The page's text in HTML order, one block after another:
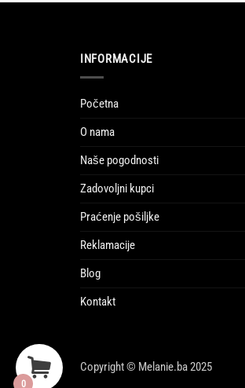
INFORMACIJE
Početna
O nama
Naše pogodnosti
Zadovoljni kupci
Praćenje pošiljke
Reklamacije
Blog
Kontakt
Copyright © Melanie.ba 2025
0